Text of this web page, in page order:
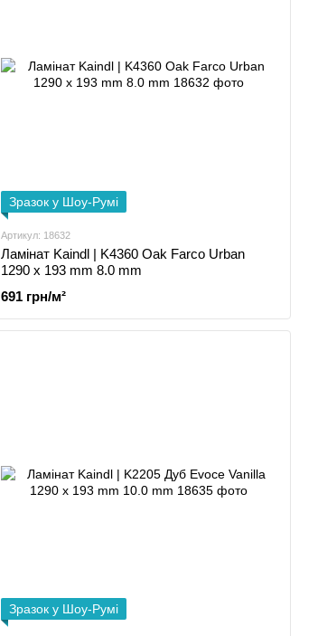
Зразок у Шоу-Румі
Артикул: 18632
Ламінат Kaindl | K4360 Oak Farco Urban
1290 x 193 mm 8.0 mm
691 грн/м²
Зразок у Шоу-Румі